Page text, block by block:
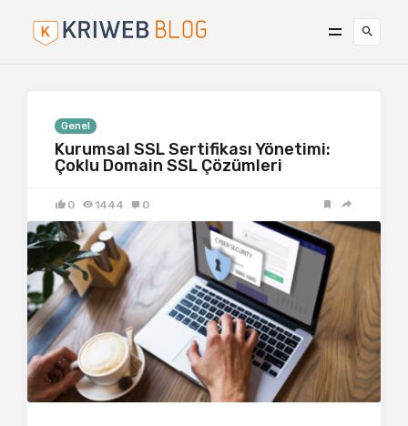
Genel
Kurumsal SSL Sertifikası Yönetimi:
Çoklu Domain SSL Çözümleri
0 1444 0